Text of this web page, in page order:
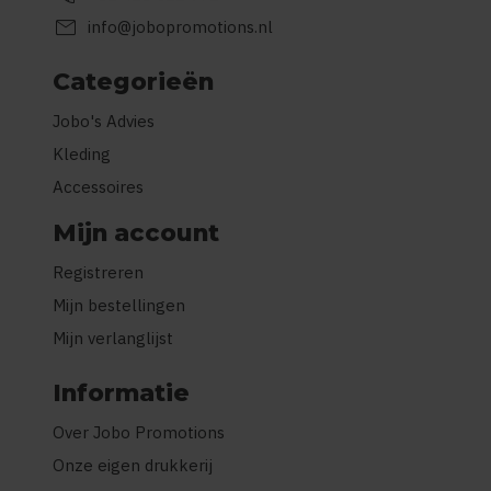
mail info@jobopromotions.nl
Categorieën
Jobo's Advies
Kleding
Accessoires
Mijn account
Registreren
Mijn bestellingen
Mijn verlanglijst
Informatie
Over Jobo Promotions
Onze eigen drukkerij